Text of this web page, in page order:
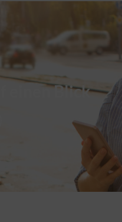
einen Blick